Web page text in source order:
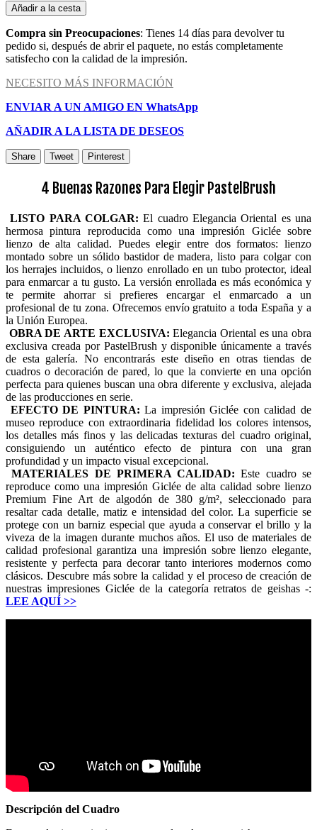
Añadir a la cesta
Compra sin Preocupaciones: Tienes 14 días para devolver tu
pedido si, después de abrir el paquete, no estás completamente
satisfecho con la calidad de la impresión.
NECESITO MÁS INFORMACIÓN
ENVIAR A UN AMIGO EN WhatsApp
AÑADIR A LA LISTA DE DESEOS
Share Tweet Pinterest
4 Buenas Razones Para Elegir PastelBrush
LISTO PARA COLGAR:El cuadro Elegancia Oriental es una
hermosa pintura reproducida como una impresión Giclée sobre
lienzo de alta calidad. Puedes elegir entre dos formatos: lienzo
montado sobre un sólido bastidor de madera, listo para colgar con
los herrajes incluidos, o lienzo enrollado en un tubo protector, ideal
para enmarcar a tu gusto. La versión enrollada es más económica y
te permite ahorrar si prefieres encargar el enmarcado a un
profesional de tu zona. Ofrecemos envío gratuito a toda España y a
la Unión Europea.
OBRA DE ARTE EXCLUSIVA:Elegancia Oriental es una obra
exclusiva creada por PastelBrush y disponible únicamente a través
de esta galería. No encontrarás este diseño en otras tiendas de
cuadros o decoración de pared, lo que la convierte en una opción
perfecta para quienes buscan una obra diferente y exclusiva, alejada
de las producciones en serie.
EFECTO DE PINTURA: La impresión Giclée con calidad de
museo reproduce con extraordinaria fidelidad los colores intensos,
los detalles más finos y las delicadas texturas del cuadro original,
consiguiendo un auténtico efecto de pintura con una gran
profundidad y un impacto visual excepcional.
MATERIALES DE PRIMERA CALIDAD: Este cuadro se
reproduce como una impresión Giclée de alta calidad sobre lienzo
Premium Fine Art de algodón de 380 g/m², seleccionado para
resaltar cada detalle, matiz e intensidad del color. La superficie se
protege con un barniz especial que ayuda a conservar el brillo y la
viveza de la imagen durante muchos años. El uso de materiales de
calidad profesional garantiza una impresión sobre lienzo elegante,
resistente y perfecta para decorar tanto interiores modernos como
clásicos. Descubre más sobre la calidad y el proceso de creación de
nuestras impresiones Giclée de la categoría retratos de geishas -:
LEE AQUÍ >>
Descripción del Cuadro